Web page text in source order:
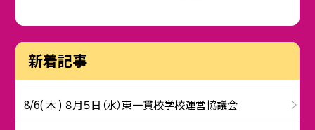
新着記事
8/6( 木 ) ８月５日（水）東一貫校学校運営協議会